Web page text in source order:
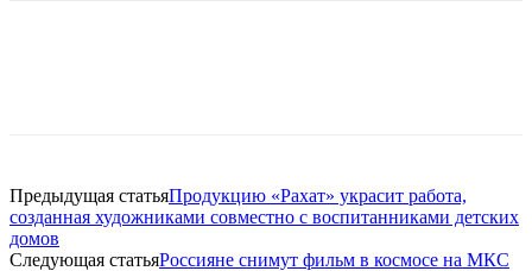
Предыдущая статьяПродукцию «Рахат» украсит работа,
созданная художниками совместно с воспитанниками детских
домов
Следующая статьяРоссияне снимут фильм в космосе на МКС